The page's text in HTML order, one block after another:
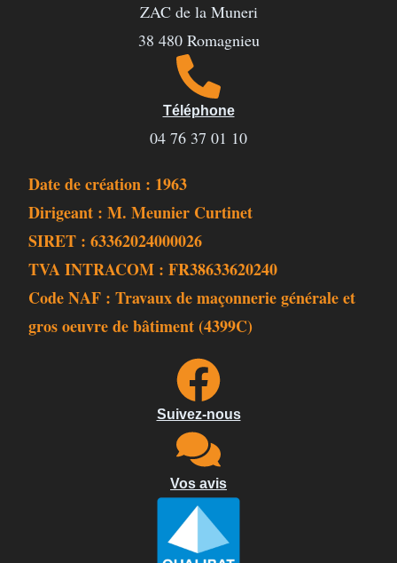
ZAC de la Muneri
38 480 Romagnieu
Téléphone
04 76 37 01 10
Date de création : 1963
Dirigeant : M. Meunier Curtinet
SIRET : 63362024000026
TVA INTRACOM : FR38633620240
Code NAF : Travaux de maçonnerie générale et
gros oeuvre de bâtiment (4399C)
Suivez-nous
Vos avis